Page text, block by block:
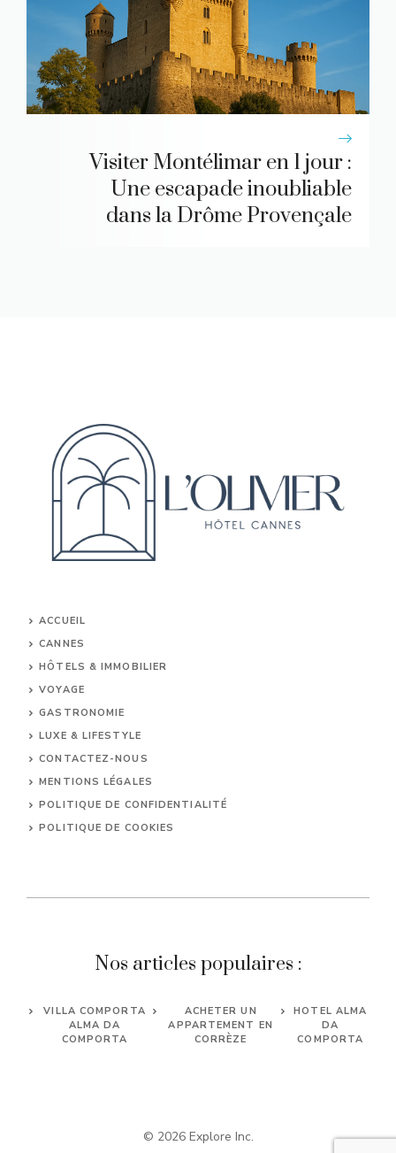
Visiter Montélimar en 1 jour :
Une escapade inoubliable
dans la Drôme Provençale
ACCUEIL
CANNES
HÔTELS & IMMOBILIER
VOYAGE
GASTRONOMIE
LUXE & LIFESTYLE
CONTACTEZ-NOUS
MENTIONS LÉGALES
POLITIQUE DE CONFIDENTIALITÉ
POLITIQUE DE COOKIES
Nos articles populaires :
VILLA COMPORTA
ALMA DA
COMPORTA
ACHETER UN
APPARTEMENT EN
CORRÈZE
HOTEL ALMA
DA
COMPORTA
© 2026 Explore Inc.